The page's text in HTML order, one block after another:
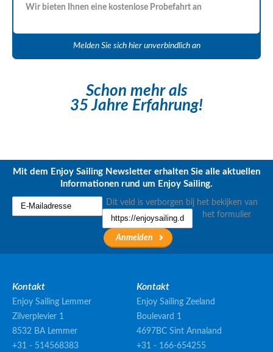
Wir bieten Ihnen eine kostenlose Probefahrt an
Melden Sie sich hier unverbindlich an
Schon mehr als
35 Jahre Erfahrung!
Mit dem Enjoy Sailing Newsletter erhalten Sie alle aktuellen
Informationen rund um Enjoy Sailing.
Dit veld is verborgen bij het bekijken van
het formulier
Kontakt
Enjoy Sailing Lemmer
Zilverplevier 1
8532 BA Lemmer
+31 - 514568383
Kontakt
Enjoy Sailing Zeeland
Boulevard 1
4697BC Sint Annaland
+31 - 166-654255